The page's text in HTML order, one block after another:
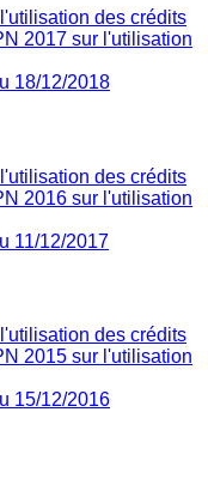
des crédits
2017 sur l'utilisation
18/12/2018
des crédits
2016 sur l'utilisation
11/12/2017
des crédits
2015 sur l'utilisation
15/12/2016